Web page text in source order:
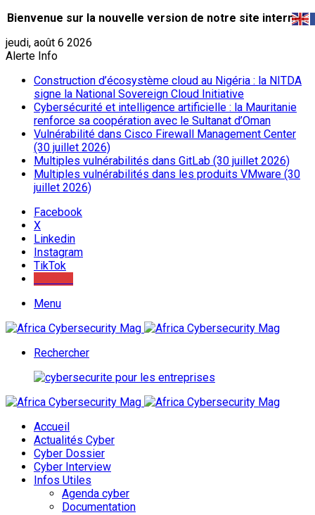
Bienvenue sur la nouvelle version de notre site internet.
jeudi, août 6 2026
Alerte Info
Construction d’écosystème cloud au Nigéria : la NITDA
signe la National Sovereign Cloud Initiative
Cybersécurité et intelligence artificielle : la Mauritanie
renforce sa coopération avec le Sultanat d’Oman
Vulnérabilité dans Cisco Firewall Management Center
(30 juillet 2026)
Multiples vulnérabilités dans GitLab (30 juillet 2026)
Multiples vulnérabilités dans les produits VMware (30
juillet 2026)
Facebook
X
Linkedin
Instagram
TikTok
Menu
Rechercher
Accueil
Actualités Cyber
Cyber Dossier
Cyber Interview
Infos Utiles
Agenda cyber
Documentation